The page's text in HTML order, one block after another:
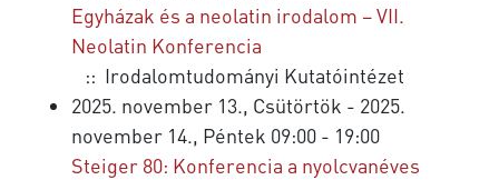
Egyházak és a neolatin irodalom – VII.
Neolatin Konferencia
:: Irodalomtudományi Kutatóintézet
2025. november 13., Csütörtök - 2025.
november 14., Péntek 09:00 - 19:00
Steiger 80: Konferencia a nyolcvanéves